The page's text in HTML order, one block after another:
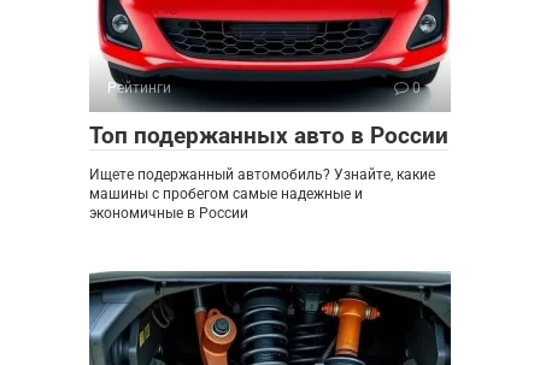
Рейтинги 0
Топ подержанных авто в России
Ищете подержанный автомобиль? Узнайте, какие
машины с пробегом самые надежные и
экономичные в России